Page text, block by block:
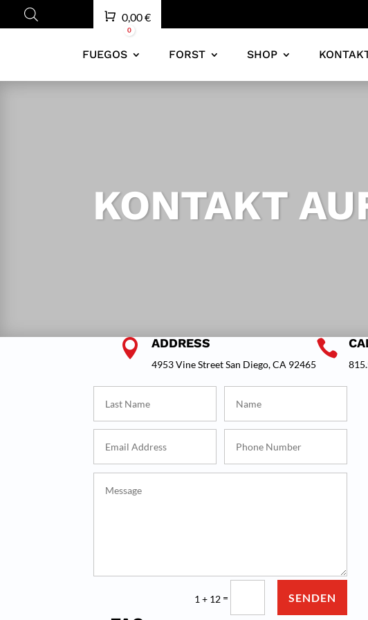
Warenkorb
0
0,00€
FUEGOS FORST SHOP
KONTAKT
 ADDRESS
4953 Vine Street San Diego, CA 92465

1 + 12 = SENDEN